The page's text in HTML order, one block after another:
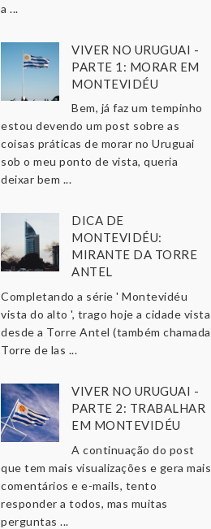
a ...
VIVER NO URUGUAI -
PARTE 1: MORAR EM
MONTEVIDÉU
Bem, já faz um tempinho
estou devendo um post sobre as
coisas práticas de morar no Uruguai
sob o meu ponto de vista, queria
deixar bem ...
DICA DE
MONTEVIDÉU:
MIRANTE DA TORRE
ANTEL
Completando a série ' Montevidéu
vista do alto ', trago hoje a cidade vista
desde a Torre Antel (também chamada
Torre de las ...
VIVER NO URUGUAI -
PARTE 2: TRABALHAR
EM MONTEVIDÉU
A continuação do post
que tem mais visualizações e gera mais
comentários e e-mails, tento
responder a todos, mas muitas
perguntas ...